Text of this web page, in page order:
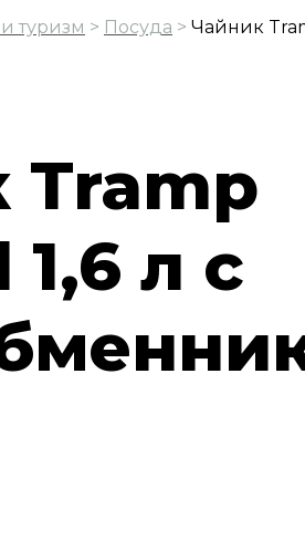
туризм > Посуда > Чайник
Tramp
л c